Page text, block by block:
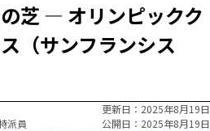
の芝 ― オリンピックク
（サンフランシス
派員
更新日
2025年8月19日
公開日
2025年8月19日